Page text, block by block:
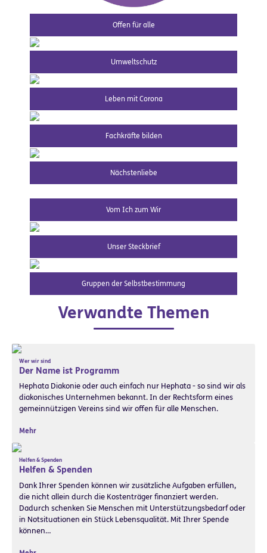
Offen für alle
Umweltschutz
Leben mit Corona
Fachkräfte bilden
Nächstenliebe
Vom Ich zum Wir
Unser Steckbrief
Gruppen der Selbstbestimmung
Verwandte Themen
Wer wir sind
Der Name ist Programm
Hephata Diakonie oder auch einfach nur Hephata - so sind wir als
diakonisches Unternehmen bekannt. In der Rechtsform eines
gemeinnützigen Vereins sind wir offen für alle Menschen.
Mehr
Helfen & Spenden
Helfen & Spenden
Dank Ihrer Spenden können wir zusätzliche Aufgaben erfüllen,
die nicht allein durch die Kostenträger finanziert werden.
Dadurch schenken Sie Menschen mit Unterstützungsbedarf oder
in Notsituationen ein Stück Lebensqualität. Mit Ihrer Spende
können…